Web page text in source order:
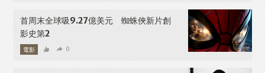
首周末全球吸9.27億美元 蜘蛛俠新片創
影史第2
電影 08-03-2026
0